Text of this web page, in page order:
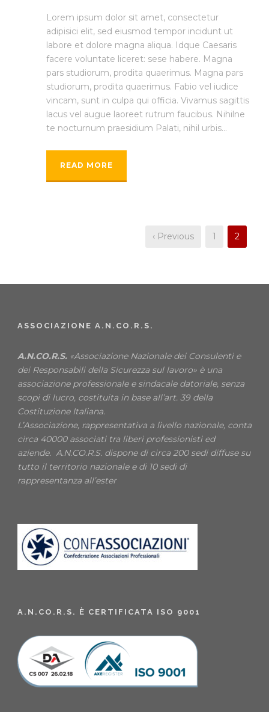
Lorem ipsum dolor sit amet, consectetur
adipisici elit, sed eiusmod tempor incidunt ut
labore et dolore magna aliqua. Idque Caesaris
facere voluntate liceret: sese habere. Magna
pars studiorum, prodita quaerimus. Magna pars
studiorum, prodita quaerimus. Fabio vel iudice
vincam, sunt in culpa qui officia. Vivamus sagittis
lacus vel augue laoreet rutrum faucibus. Nihilne
te nocturnum praesidium Palati, nihil urbis...
READ MORE
‹ Previous 1 2
ASSOCIAZIONE A.N.CO.R.S.
A.N.CO.R.S. «Associazione Nazionale dei Consulenti e
dei Responsabili della Sicurezza sul lavoro» è una
associazione professionale e sindacale datoriale, senza
scopi di lucro, costituita in base all’art. 39 della
Costituzione Italiana.
L’Associazione, rappresentativa a livello nazionale, conta
circa 40000 associati tra liberi professionisti ed
aziende. A.N.CO.R.S. dispone di circa 200 sedi diffuse su
tutto il territorio nazionale e di 10 sedi di
rappresentanza all’ester
A.N.CO.R.S. È CERTIFICATA ISO 9001